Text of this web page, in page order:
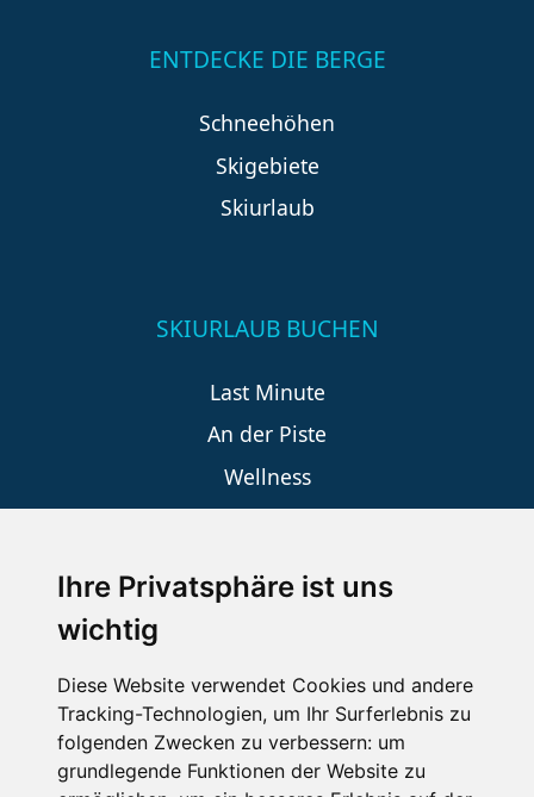
Ihre Privatsphäre ist uns
wichtig
Diese Website verwendet Cookies und andere
Tracking-Technologien, um Ihr Surferlebnis zu
folgenden Zwecken zu verbessern: um
grundlegende Funktionen der Website zu
ENTDECKE DIE BERGE
Schneehöhen
Skigebiete
Skiurlaub
SKIURLAUB BUCHEN
Last Minute
An der Piste
Wellness
SCHNEEHÖHEN SKI APP
Die Schneehoehen Ski APP für iOS und Android - Ein
Muss für alle Wintersportler und Schneefreaks!